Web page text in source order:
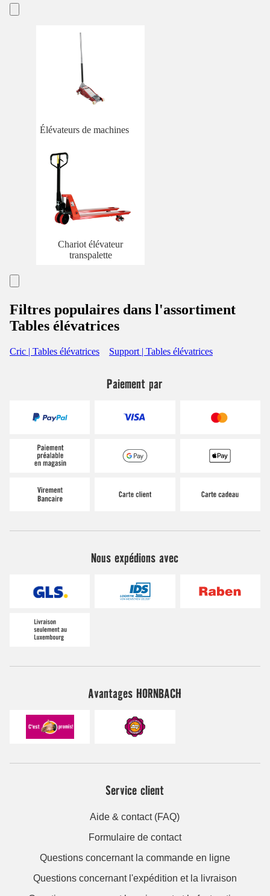
Élévateurs de machines
Chariot élévateur
transpalette
Filtres populaires dans l'assortiment
Tables élévatrices
Cric | Tables élévatrices Support | Tables élévatrices
Paiement par
Nous expédions avec
Avantages HORNBACH
Service client
Aide & contact (FAQ)
Formulaire de contact
Questions concernant la commande en ligne
Questions concernant l'expédition et la livraison